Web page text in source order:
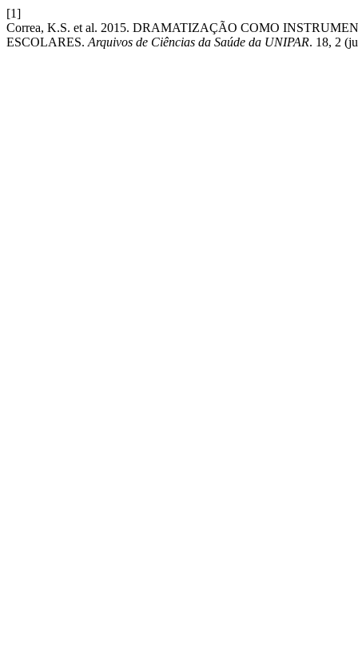
[1]
Correa, K.S. et al. 2015. DRAMATIZAÇÃO COMO
ESCOLARES. Arquivos de Ciências da Saúde da UNIPAR. 18, 2